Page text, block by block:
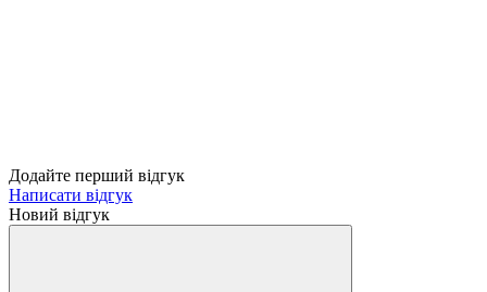
Додайте перший відгук
Написати відгук
Новий відгук